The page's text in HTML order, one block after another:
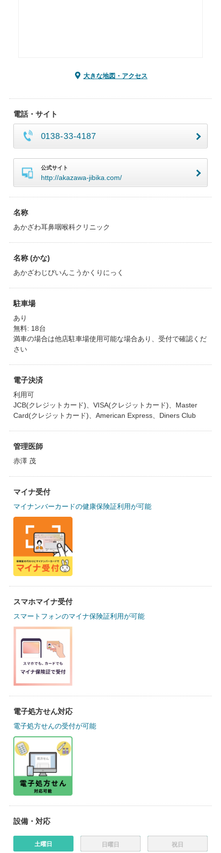
大きな地図・アクセス
電話・サイト
0138-33-4187
公式サイト
http://akazawa-jibika.com/
名称
あかざわ耳鼻咽喉科クリニック
名称 (かな)
あかざわじびいんこうかくりにっく
駐車場
あり
無料: 18台
満車の場合は他店駐車場使用可能な場合あり、受付で確認くだ
さい
電子決済
利用可
JCB(クレジットカード)、VISA(クレジットカード)、Master
Card(クレジットカード)、American Express、Diners Club
管理医師
赤澤 茂
マイナ受付
マイナンバーカードの健康保険証利用が可能
スマホマイナ受付
スマートフォンのマイナ保険証利用が可能
電子処方せん対応
電子処方せんの受付が可能
設備・対応
土曜日 日曜日 祝日